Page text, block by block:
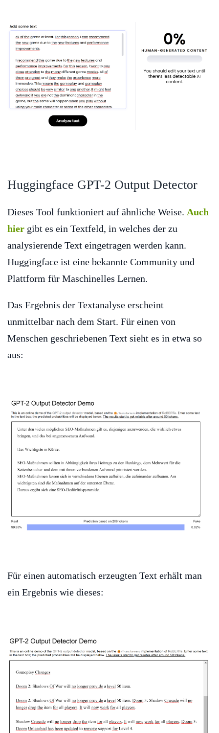
Huggingface GPT-2 Output Detector
Dieses Tool funktioniert auf ähnliche Weise. Auch
hier gibt es ein Textfeld, in welches der zu
analysierende Text eingetragen werden kann.
Huggingface ist eine bekannte Community und
Plattform für Maschinelles Lernen.
Das Ergebnis der Textanalyse erscheint
unmittelbar nach dem Start. Für einen von
Menschen geschriebenen Text sieht es in etwa so
aus:
Für einen automatisch erzeugten Text erhält man
ein Ergebnis wie dieses: